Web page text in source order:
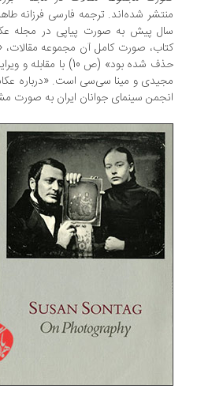
پیش به صورت پیاپی در مجله عکس
صورت کامل آن مجموعه مقالات، «با
حذف شده بود» (ص 10) با مقابله
و مینا سی‌سی است. «درباره عکاسی» را
سینمای جوانان ایران به صورت مشترک